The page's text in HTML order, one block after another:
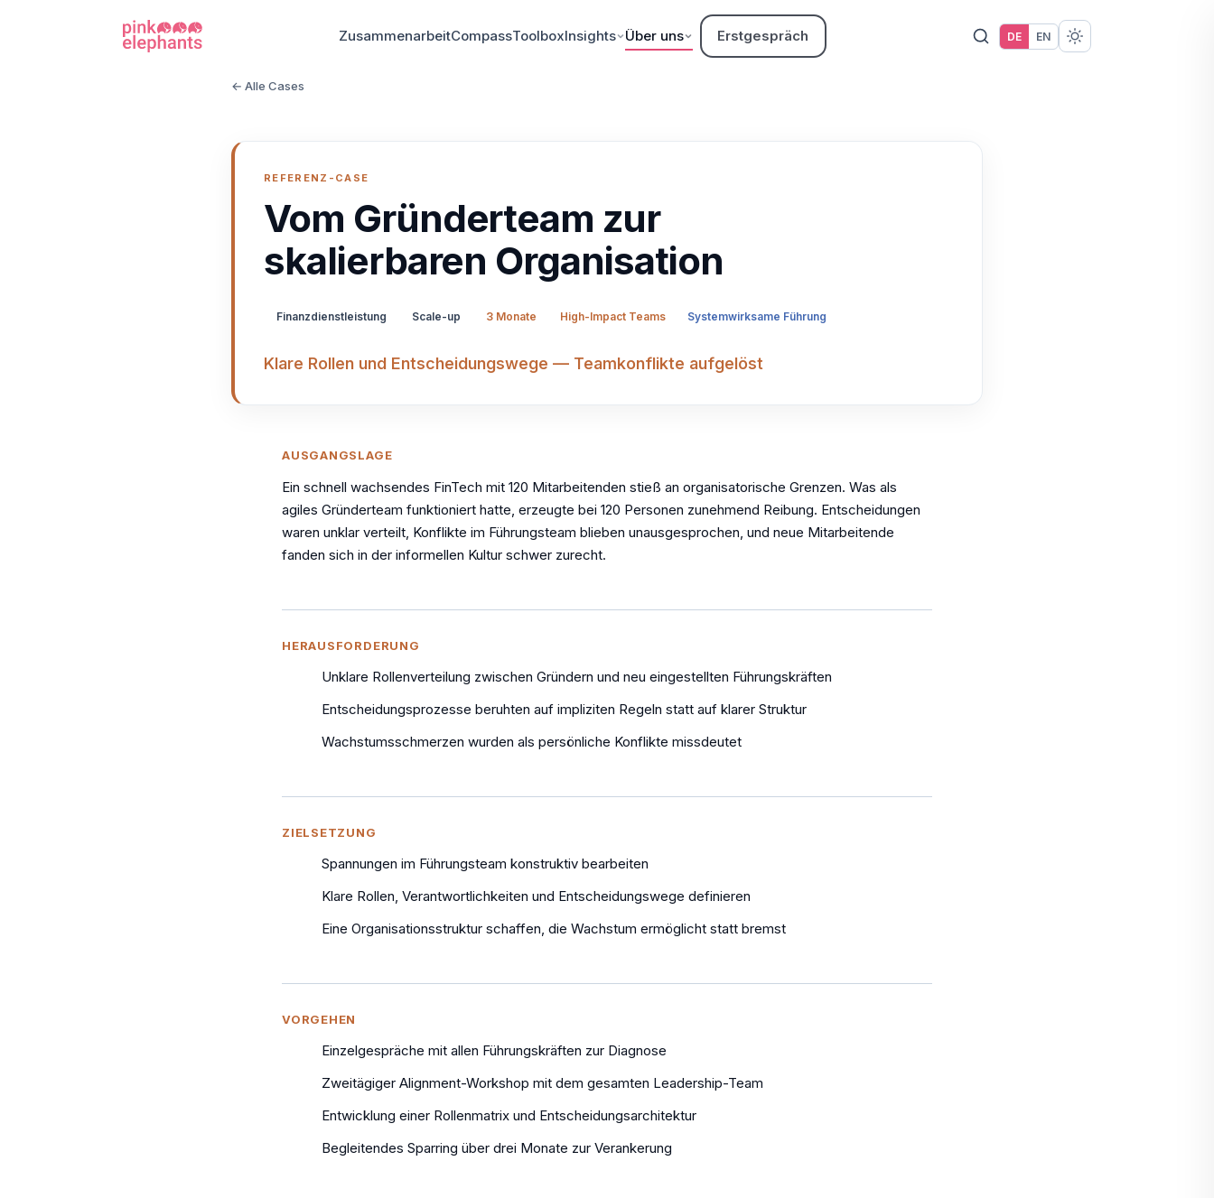
ZusammenarbeitCompassToolboxInsights Über uns Erstgespräch DE EN
← Alle Cases
REFERENZ-CASE
Vom Gründerteam zur
skalierbaren Organisation
Finanzdienstleistung Scale-up 3 Monate High-Impact Teams Systemwirksame Führung
Klare Rollen und Entscheidungswege — Teamkonflikte aufgelöst
AUSGANGSLAGE
Ein schnell wachsendes FinTech mit 120 Mitarbeitenden stieß an organisatorische Grenzen. Was als
agiles Gründerteam funktioniert hatte, erzeugte bei 120 Personen zunehmend Reibung. Entscheidungen
waren unklar verteilt, Konflikte im Führungsteam blieben unausgesprochen, und neue Mitarbeitende
fanden sich in der informellen Kultur schwer zurecht.
HERAUSFORDERUNG
Unklare Rollenverteilung zwischen Gründern und neu eingestellten Führungskräften
Entscheidungsprozesse beruhten auf impliziten Regeln statt auf klarer Struktur
Wachstumsschmerzen wurden als persönliche Konflikte missdeutet
ZIELSETZUNG
Spannungen im Führungsteam konstruktiv bearbeiten
Klare Rollen, Verantwortlichkeiten und Entscheidungswege definieren
Eine Organisationsstruktur schaffen, die Wachstum ermöglicht statt bremst
VORGEHEN
Einzelgespräche mit allen Führungskräften zur Diagnose
Zweitägiger Alignment-Workshop mit dem gesamten Leadership-Team
Entwicklung einer Rollenmatrix und Entscheidungsarchitektur
Begleitendes Sparring über drei Monate zur Verankerung